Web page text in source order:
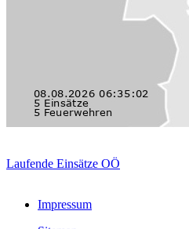
Laufende Einsätze OÖ
Impressum